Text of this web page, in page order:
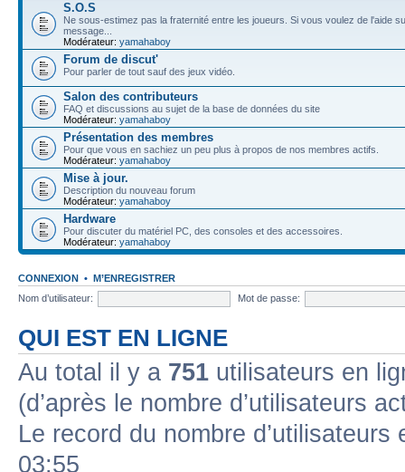
S.O.S
Ne sous-estimez pas la fraternité entre les joueurs. Si vous voulez de l'aide
message...
Modérateur: yamahaboy
Forum de discut'
Pour parler de tout sauf des jeux vidéo.
Salon des contributeurs
FAQ et discussions au sujet de la base de données du site
Modérateur: yamahaboy
Présentation des membres
Pour que vous en sachiez un peu plus à propos de nos membres actifs.
Modérateur: yamahaboy
Mise à jour.
Description du nouveau forum
Modérateur: yamahaboy
Hardware
Pour discuter du matériel PC, des consoles et des accessoires.
Modérateur: yamahaboy
CONNEXION • M’ENREGISTRER
Nom d’utilisateur:
Mot de passe:
QUI EST EN LIGNE
Au total il y a 751 utilisateurs en
(d’après le nombre d’utilisateurs
Le record du nombre
03:55